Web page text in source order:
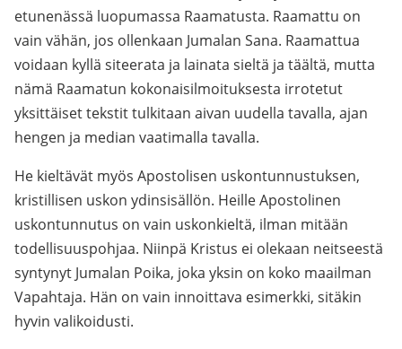
etunenässä luopumassa Raamatusta. Raamattu on
vain vähän, jos ollenkaan Jumalan Sana. Raamattua
voidaan kyllä siteerata ja lainata sieltä ja täältä, mutta
nämä Raamatun kokonaisilmoituksesta irrotetut
yksittäiset tekstit tulkitaan aivan uudella tavalla, ajan
hengen ja median vaatimalla tavalla.
He kieltävät myös Apostolisen uskontunnustuksen,
kristillisen uskon ydinsisällön. Heille Apostolinen
uskontunnutus on vain uskonkieltä, ilman mitään
todellisuuspohjaa. Niinpä Kristus ei olekaan neitseestä
syntynyt Jumalan Poika, joka yksin on koko maailman
Vapahtaja. Hän on vain innoittava esimerkki, sitäkin
hyvin valikoidusti.